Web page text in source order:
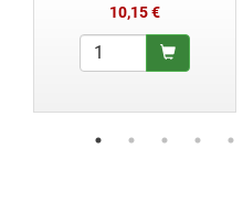
10,15 €